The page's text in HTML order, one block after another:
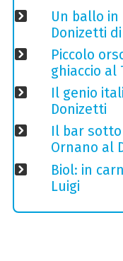
Un ballo in
Donizetti
Piccolo
ghiaccio al
Il genio
Donizetti
Il bar
Ornano al
Biol: in
Luigi